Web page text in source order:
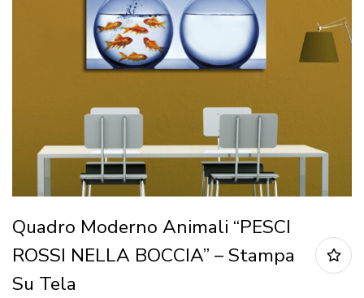
Quadro Moderno Animali “PESCI
ROSSI NELLA BOCCIA” – Stampa
Su Tela